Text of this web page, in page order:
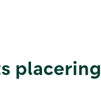
placering